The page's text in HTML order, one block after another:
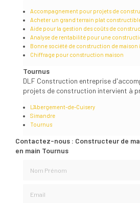
Accompagnement pour projets de
Acheter un grand terrain plat
Aide pour la gestion des coûts de
Analyse de rentabilité pour une
Bonne société de construction de
Chiffrage pour construction maison
Tournus
DLF Construction entreprise
projets de construction intervient à
L'Abergement-de-Cuisery
Simandre
Tournus
Contactez-nous : Constructeur de
en main Tournus